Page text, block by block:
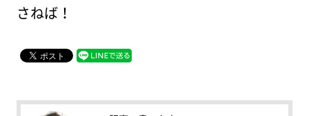
さねば！